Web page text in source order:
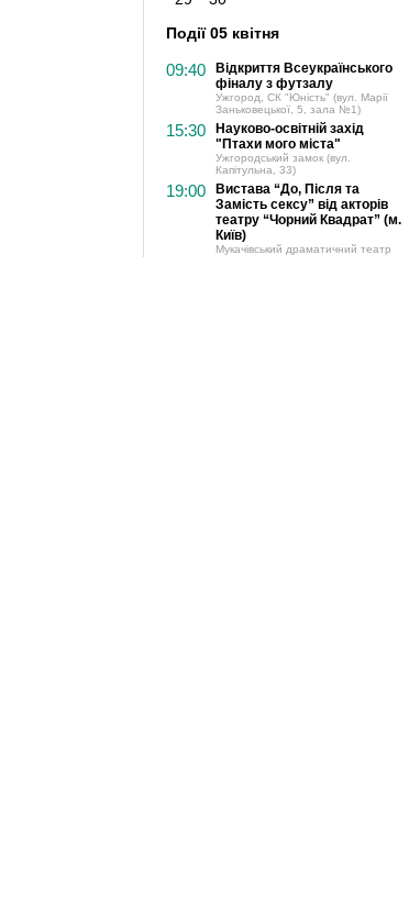
Події 05 квітня
09:40
Відкриття Всеукраїнського
фіналу з футзалу
Ужгород, СК "Юність" (вул. Марії
Заньковецької, 5, зала №1)
15:30
Науково-освітній захід
"Птахи мого міста"
Ужгородський замок (вул.
Капітульна, 33)
19:00
Вистава “До, Після та
Замість сексу” від акторів
театру “Чорний Квадрат” (м.
Київ)
Мукачівський драматичний театр